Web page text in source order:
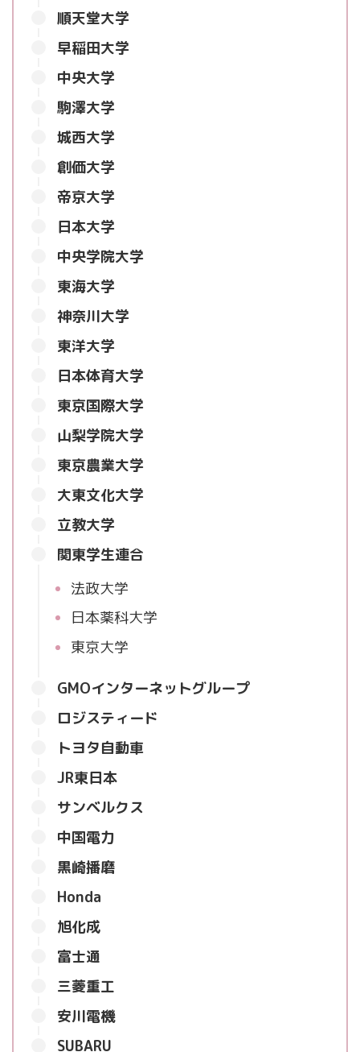
順天堂大学
早稲田大学
中央大学
駒澤大学
城西大学
創価大学
帝京大学
日本大学
中央学院大学
東海大学
神奈川大学
東洋大学
日本体育大学
東京国際大学
山梨学院大学
東京農業大学
大東文化大学
立教大学
関東学生連合
法政大学
日本薬科大学
東京大学
GMOインターネットグループ
ロジスティード
トヨタ自動車
JR東日本
サンベルクス
中国電力
黒崎播磨
Honda
旭化成
富士通
三菱重工
安川電機
SUBARU